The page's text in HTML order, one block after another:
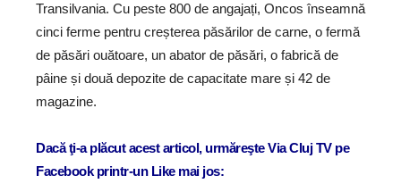
Transilvania. Cu peste 800 de angajați, Oncos înseamnă
cinci ferme pentru creșterea păsărilor de carne, o fermă
de păsări ouătoare, un abator de păsări, o fabrică de
pâine și două depozite de capacitate mare și 42 de
magazine.
Dacă ţi-a plăcut acest articol, urmăreşte Via Cluj TV pe
Facebook printr-un Like mai jos: